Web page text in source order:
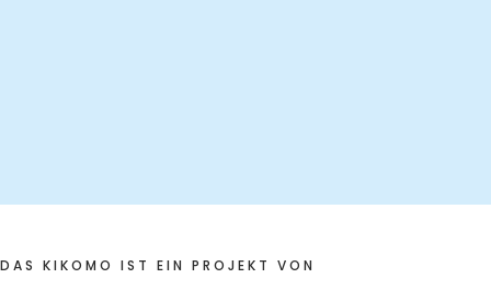
DAS KIKOMO IST EIN PROJEKT VON